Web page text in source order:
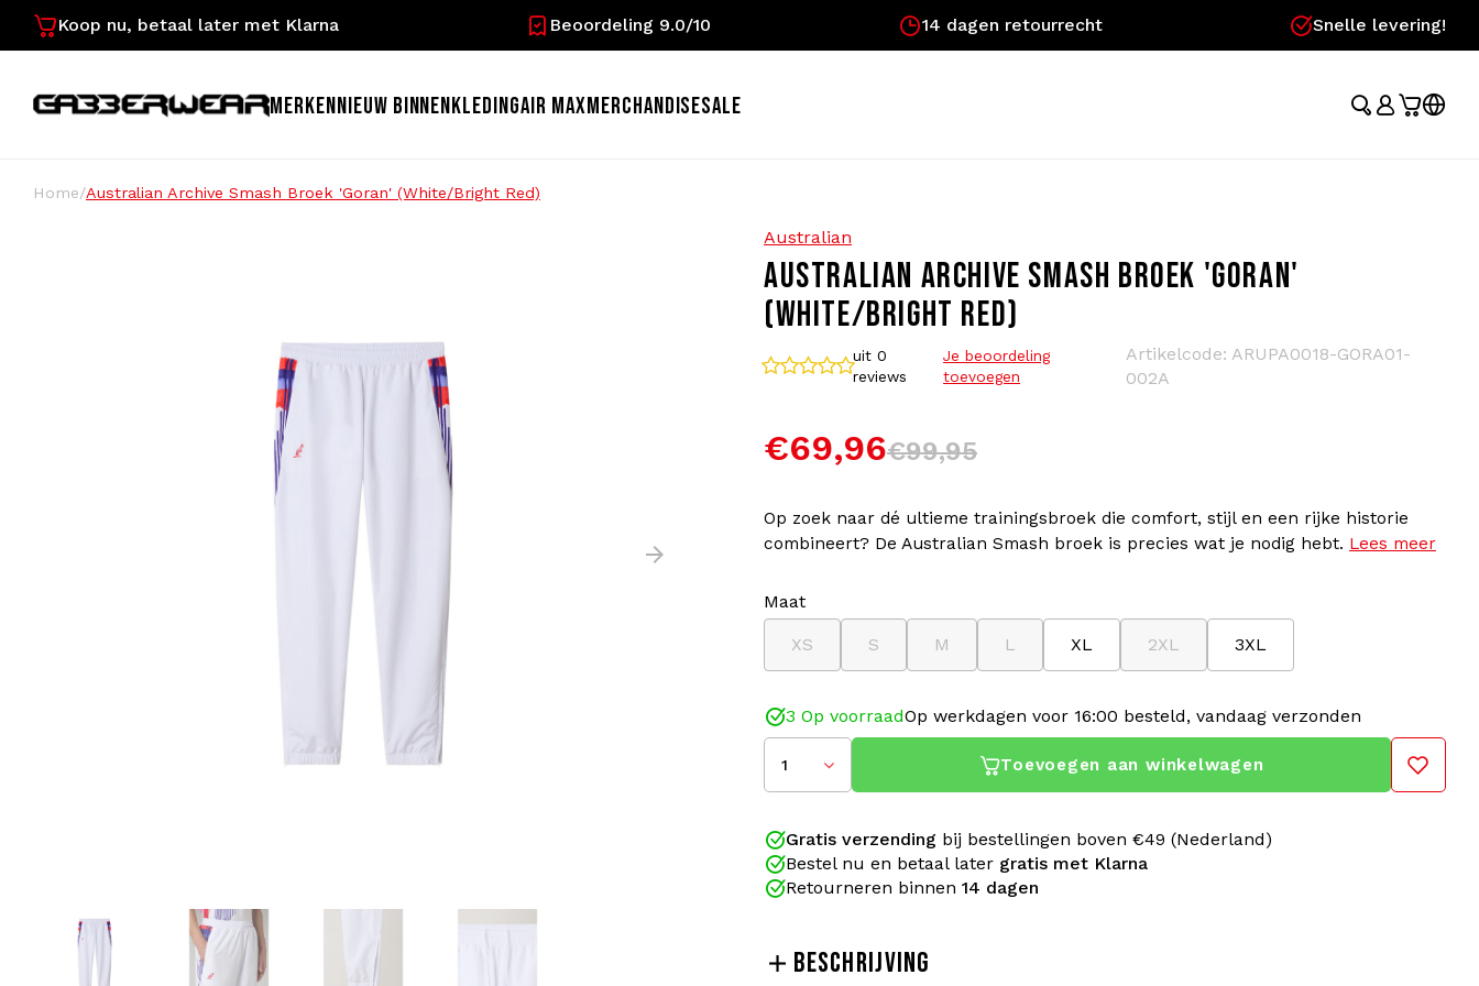
Koop nu, betaal later met Klarna Beoordeling 9.0/10 14 dagen retourrecht Snelle levering!
MERKENNIEUW BINNENKLEDINGAIR MAXMERCHANDISESALE
Home/Australian Archive Smash Broek 'Goran' (White/Bright Red)
Australian
AUSTRALIAN ARCHIVE SMASH BROEK 'GORAN'
(WHITE/BRIGHT RED)
uit 0
reviews
Je beoordeling
toevoegen
Artikelcode: ARUPA0018-GORA01-
002A
€69,96€99,95
Op zoek naar dé ultieme trainingsbroek die comfort, stijl en een rijke historie
combineert? De Australian Smash broek is precies wat je nodig hebt. Lees meer
Maat
XS S M L XL 2XL 3XL
3 Op voorraadOp werkdagen voor 16:00 besteld, vandaag verzonden
1 Toevoegen aan winkelwagen
Gratis verzending bij bestellingen boven €49 (Nederland)
Bestel nu en betaal later gratis met Klarna
Retourneren binnen 14 dagen
BESCHRIJVING